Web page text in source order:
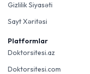
Gizlilik Siyasəti
Sayt Xəritəsi
Platformlar
Doktorsitesi.az
Doktorsitesi.com